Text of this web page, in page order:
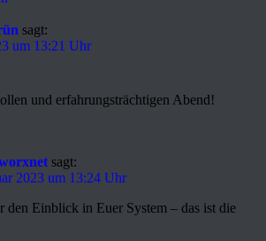
sagt:
um 13:21 Uhr
und erfahrungsträchtigen Abend!
sagt:
2023 um 13:24 Uhr
den Einblick in Euer System – das ist die